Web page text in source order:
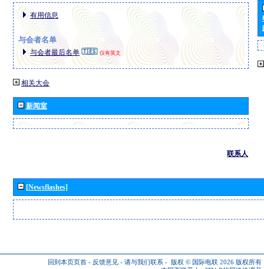
有用信息
与会者名单
与会者最后名单 仅有英文
相关大会
新闻室
联系人
[Newsflashes]
回到本页页首 - 反馈意见 - 请与我们联系 - 版权 © 国际电联 2026 版权所有